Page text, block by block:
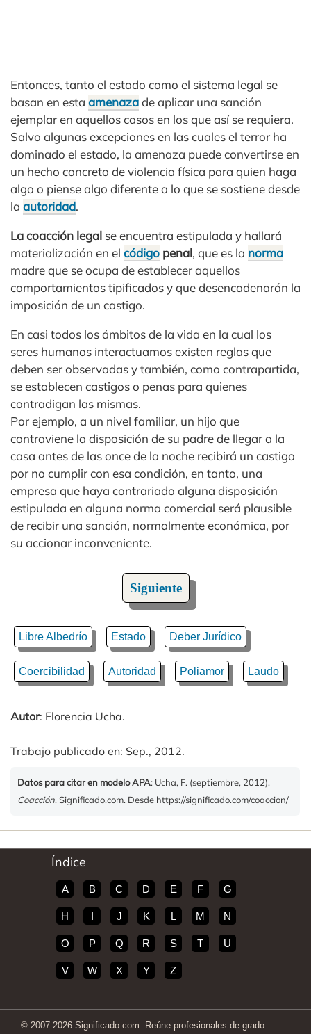
Entonces, tanto el estado como el sistema legal se
basan en esta amenazade aplicar una sanción
ejemplar en aquellos casos en los que así se requiera.
Salvo algunas excepciones en las cuales el terror ha
dominado el estado, la amenaza puede convertirse en
un hecho concreto de violencia física para quien haga
algo o piense algo diferente a lo que se sostiene desde
la autoridad.
La coacción legal se encuentra estipulada y hallará
materialización en el código penal, que es la norma
madre que se ocupa de establecer aquellos
comportamientos tipificados y que desencadenarán la
imposición de un castigo.
En casi todos los ámbitos de la vida en la cual los
seres humanos interactuamos existen reglas que
deben ser observadas y también, como contrapartida,
se establecen castigos o penas para quienes
contradigan las mismas.
Por ejemplo, a un nivel familiar, un hijo que
contraviene la disposición de su padre de llegar a la
casa antes de las once de la noche recibirá un castigo
por no cumplir con esa condición, en tanto, una
empresa que haya contrariado alguna disposición
estipulada en alguna norma comercial será plausible
de recibir una sanción, normalmente económica, por
su accionar inconveniente.
Siguiente
Libre Albedrío Estado Deber Jurídico
Coercibilidad Autoridad Poliamor Laudo
Autor: Florencia Ucha.
Trabajo publicado en: Sep., 2012.
Datos para citar en modelo APA: Ucha, F. (septiembre, 2012).
Coacción. Significado.com. Desde https://significado.com/coaccion/
Índice
A B C D E F G
H I J K L M N
O P Q R S T U
V W X Y Z
© 2007-2026 Significado.com. Reúne profesionales de grado